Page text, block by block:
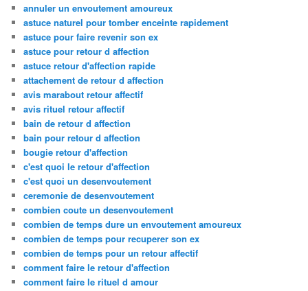
annuler un envoutement amoureux
astuce naturel pour tomber enceinte rapidement
astuce pour faire revenir son ex
astuce pour retour d affection
astuce retour d'affection rapide
attachement de retour d affection
avis marabout retour affectif
avis rituel retour affectif
bain de retour d affection
bain pour retour d affection
bougie retour d'affection
c'est quoi le retour d'affection
c'est quoi un desenvoutement
ceremonie de desenvoutement
combien coute un desenvoutement
combien de temps dure un envoutement amoureux
combien de temps pour recuperer son ex
combien de temps pour un retour affectif
comment faire le retour d'affection
comment faire le rituel d amour